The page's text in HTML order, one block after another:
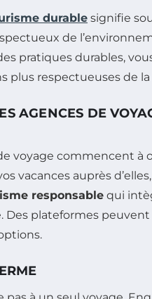
durable signifie
de
pratiques durables,
plus respectueuses de
AGENCES DE
voyage commencent à
vacances auprès
responsable qui
Des plateformes